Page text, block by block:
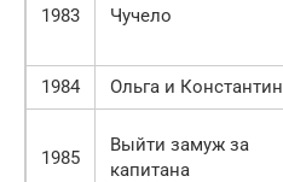
1983 Чучело
1984 Ольга и Константин
1985
Выйти замуж за
капитана